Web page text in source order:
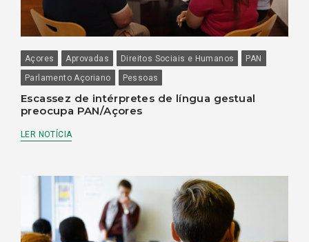
Açores Aprovadas Direitos Sociais e Humanos
PAN
Parlamento Açoriano
Pessoas
Escassez de intérpretes de língua gestual
preocupa PAN/Açores
LER NOTÍCIA